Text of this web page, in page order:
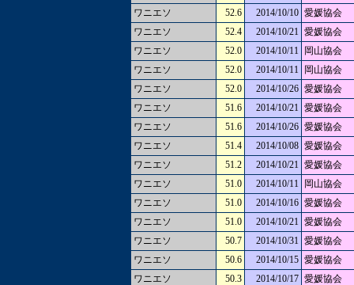
ワニエソ
52.6 2014/10/10 愛媛協会
ワニエソ
52.4 2014/10/21 愛媛協会
ワニエソ
52.0 2014/10/11
岡山協会
ワニエソ
52.0 2014/10/11
岡山協会
ワニエソ
52.0 2014/10/26 愛媛協会
ワニエソ
51.6 2014/10/21 愛媛協会
ワニエソ
51.6 2014/10/26 愛媛協会
ワニエソ
51.4 2014/10/08 愛媛協会
ワニエソ
51.2 2014/10/21 愛媛協会
ワニエソ
51.0 2014/10/11
岡山協会
ワニエソ
51.0 2014/10/16 愛媛協会
ワニエソ
51.0 2014/10/21 愛媛協会
ワニエソ
50.7 2014/10/31 愛媛協会
ワニエソ
50.6 2014/10/15 愛媛協会
ワニエソ
50.3 2014/10/17 愛媛協会